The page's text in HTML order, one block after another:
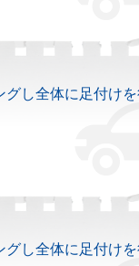
グし全体に足付け
グし全体に足付け